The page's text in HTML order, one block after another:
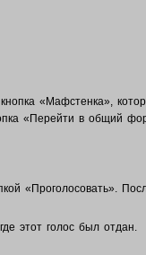
«Мафстенка»,
«Перейти в общий
«Проголосовать».
этот голос был отдан.